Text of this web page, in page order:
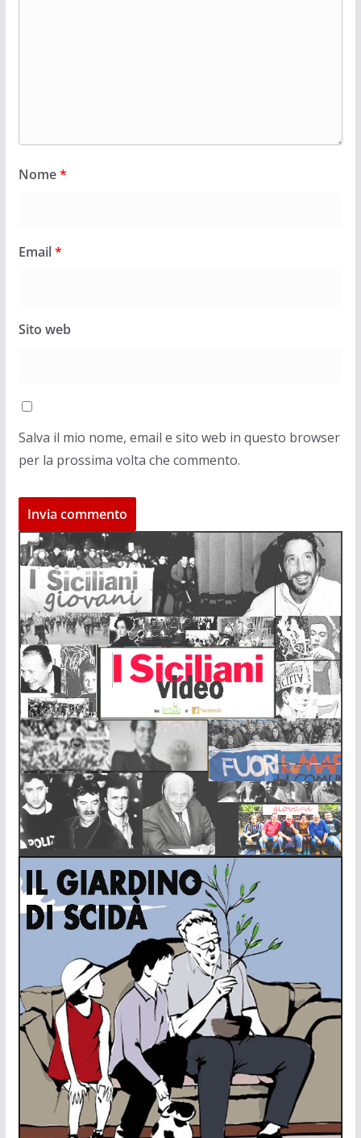
Nome*
Email*
Sito web
Salva il mio nome, email e sito web in questo browser
per la prossima volta che commento.